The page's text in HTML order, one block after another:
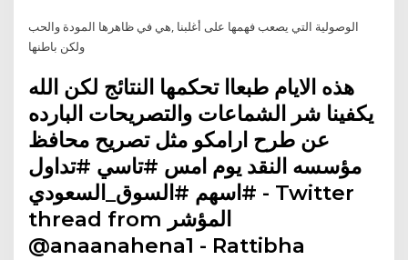
الوصولية التي يصعب فهمها على أغلبنا ,هي في ظاهرها المودة والحب
ولكن باطنها
هذه الايام طبعاا تحكمها النتائج لكن الله
يكفينا شر الشماعات والتصريحات البارده
عن طرح ارامكو مثل تصريح محافظ
مؤسسه النقد يوم امس #تاسي #تداول
#اسهم #السوق_السعودي - Twitter
thread from المؤشر
@anaanahena1 - Rattibha